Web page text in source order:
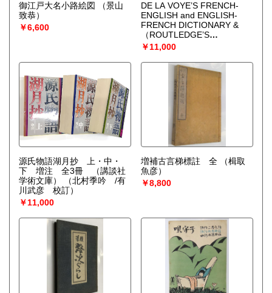
御江戸大名小路絵図
（景山
致恭）
￥6,600
DE LA VOYE’S FRENCH-
ENGLISH and ENGLISH-
FRENCH DICTIONARY &
（ROUTLEDGE’S
DICTIONARY）
￥11,000
源氏物語湖月抄 上・中・
下 増注 全3冊 （講談社
学術文庫）
（北村季吟 /有
川武彦 校訂）
￥11,000
増補古言梯標註 全
（楫取
魚彦）
￥8,800